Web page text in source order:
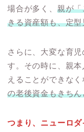
場合が多く、 親が「
きる資産額も、定
さらに、大変な育
す。その時に、親
えることができな
の老後資金もきち
つまり、ニューロ